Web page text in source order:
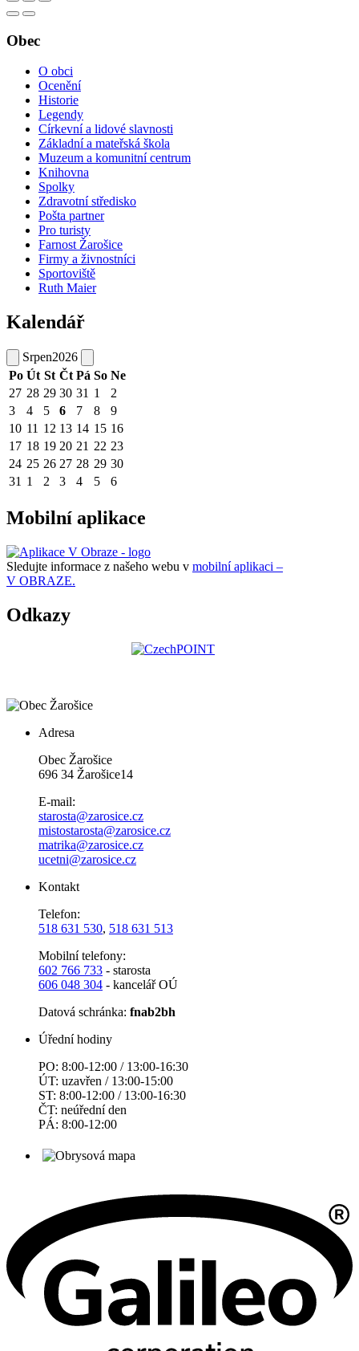
Obec
O obci
Ocenění
Historie
Legendy
Církevní a lidové slavnosti
Základní a mateřská škola
Muzeum a komunitní centrum
Knihovna
Spolky
Zdravotní středisko
Pošta partner
Pro turisty
Farnost Žarošice
Firmy a živnostníci
Sportoviště
Ruth Maier
Kalendář
Srpen2026
Po Út St Čt Pá So Ne
27 28 29 30 31 1
2
3
4 5 6 7 8
9
10 11 12 13 14 15 16
17 18 19 20 21 22 23
24 25 26 27 28 29 30
31 1 2 3 4 5 6
Mobilní aplikace
Sledujte informace z našeho webu v mobilní aplikaci –
V OBRAZE.
Odkazy
Adresa
Obec Žarošice
696 34 Žarošice14
E-mail:
starosta@zarosice.cz
mistostarosta@zarosice.cz
matrika@zarosice.cz
ucetni@zarosice.cz
Kontakt
Telefon:
518 631 530, 518 631 513
Mobilní telefony:
602 766 733 - starosta
606 048 304 - kancelář OÚ
Datová schránka: fnab2bh
Úřední hodiny
PO: 8:00-12:00 / 13:00-16:30
ÚT: uzavřen / 13:00-15:00
ST: 8:00-12:00 / 13:00-16:30
ČT: neúřední den
PÁ: 8:00-12:00